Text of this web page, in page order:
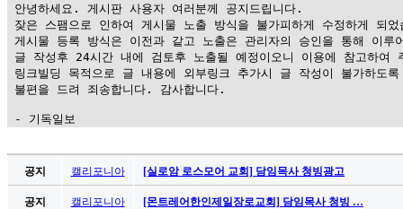
안녕하세요. 게시판 사용자 여러분께 공지드립니다.
잦은 스팸으로 인하여 게시물 노출 방식을 불가피하게 수정하게 되었
게시물 등록 방식은 이전과 같고 노출은 관리자의 승인을 통해 이루
글 작성후 24시간 내에 검토후 노출될 예정이오니 이용에 참고하여
링크빌딩 목적으로 글 내용에 외부링크 추가시 글 작성이 불가하도
불편을 드려 죄송합니다. 감사합니다.
- 기독일보
만
공지 캘리포니아 [실로암 로스모어 교회] 담임목사 청빙광고
공지 캘리포니아 [몬트레어한인제일장로교회] 담임목사 청빙 …